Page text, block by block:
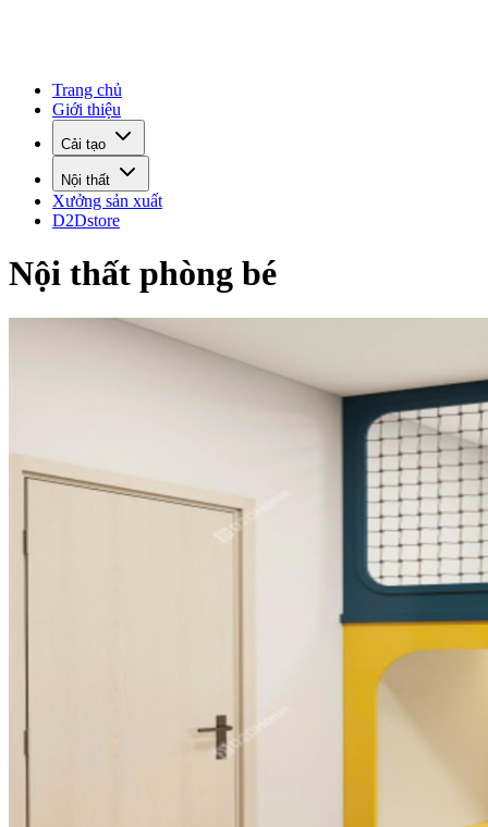
Trang chủ
Giới thiệu
Cải tạo
Nội thất
Xưởng sản xuất
D2Dstore
Nội thất phòng bé